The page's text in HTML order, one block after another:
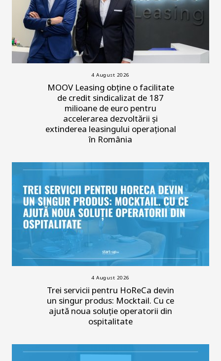
4 August 2026
MOOV Leasing obține o facilitate
de credit sindicalizat de 187
milioane de euro pentru
accelerarea dezvoltării și
extinderea leasingului operațional
în România
4 August 2026
Trei servicii pentru HoReCa devin
un singur produs: Mocktail. Cu ce
ajută noua soluție operatorii din
ospitalitate